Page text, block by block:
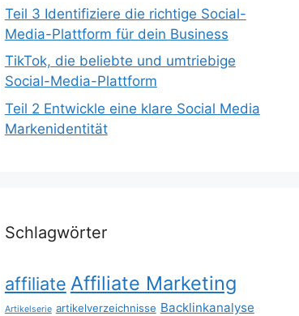
Teil 3 Identifiziere die richtige Social-
Media-Plattform für dein Business
TikTok, die beliebte und umtriebige
Social-Media-Plattform
Teil 2 Entwickle eine klare Social Media
Markenidentität
Schlagwörter
affiliate Affiliate Marketing
Artikelserie artikelverzeichnisse Backlinkanalyse